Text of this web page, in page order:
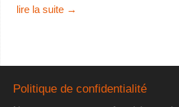
lire la suite →
Politique de confidentialité